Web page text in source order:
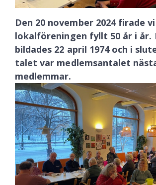
Den 20 november 2024 firade
lokalföreningen fyllt 50 år i år.
bildades 22 april 1974 och i s
talet var medlemsantalet
medlemmar.